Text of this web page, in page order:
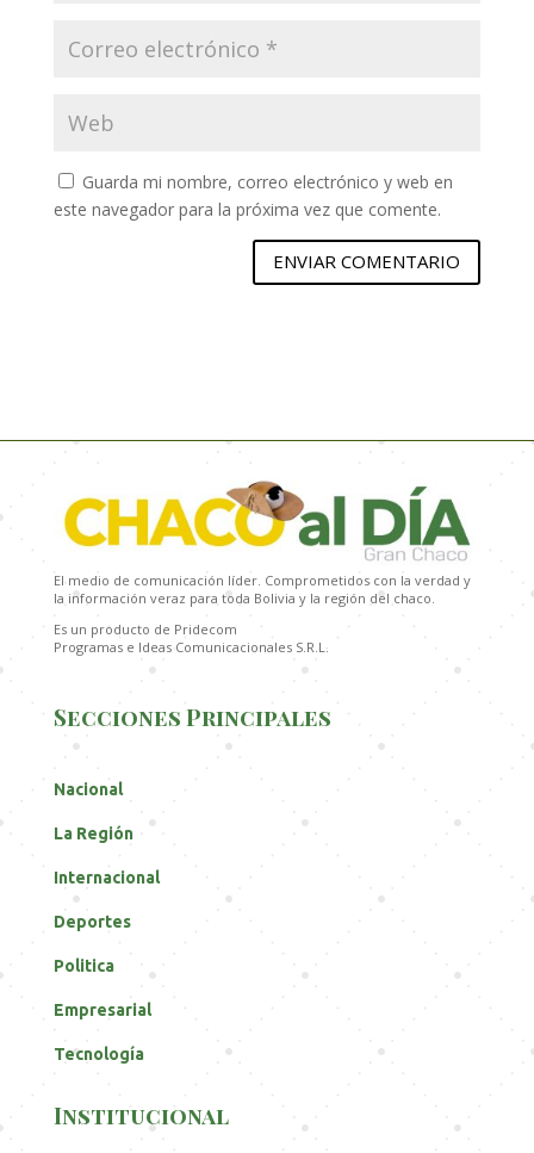
Guarda mi nombre, correo electrónico y web en
este navegador para la próxima vez que comente.
ENVIAR COMENTARIO
El medio de comunicación líder. Comprometidos con la verdad y
la información veraz para toda Bolivia y la región del chaco.
Es un producto de Pridecom
Programas e Ideas Comunicacionales S.R.L.
Secciones Principales
Nacional
La Región
Internacional
Deportes
Politica
Empresarial
Tecnología
Institucional